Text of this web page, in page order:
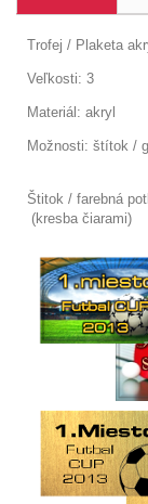
Trofej / Plaketa
Veľkosti: 3
Materiál: akryl
Možnosti: štítok /
Štitok / farebná
(kresba čiarami)